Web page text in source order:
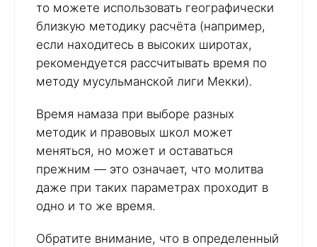
то можете использовать географически
близкую методику расчёта (например,
если находитесь в высоких широтах,
рекомендуется рассчитывать время по
методу мусульманской лиги Мекки).
Время намаза при выборе разных
методик и правовых школ может
меняться, но может и оставаться
прежним — это означает, что молитва
даже при таких параметрах проходит в
одно и то же время.
Обратите внимание, что в определенный